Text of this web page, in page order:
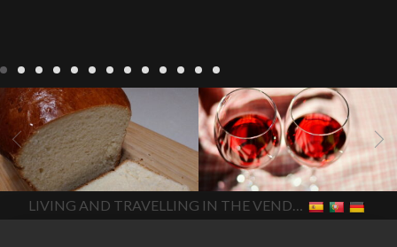
Recepten Wonen
baken in
Frankrijk bakken in de
Vendee
brood bakken
brood met gist gist brood
het beste brood hoe moet
ik brood bakken is melk
brood gezond is melkbrood
gezond mama's brood melk
brood melk brood en
In The Vendee
Blog Wonen beaujolais
2022 Beaujolais Nouveau
2022 De wijnmakers laten
de druiventrossen gisten in
een anaërobe donderdag
17 november 2022 is
beaujolais dag hoe lang is
Beaujolais Nouveau
houdbaar hoeveel flessen
In The Vendee
LIVING AND TRAVELLING IN THE VENDÉE